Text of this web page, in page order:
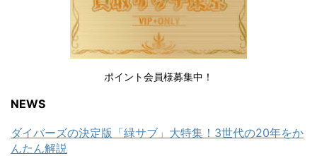
ポイント会員様募集中！
NEWS
ダイバーズの決定版「緑サブ」大特集！3世代の20年をか
んたん解説